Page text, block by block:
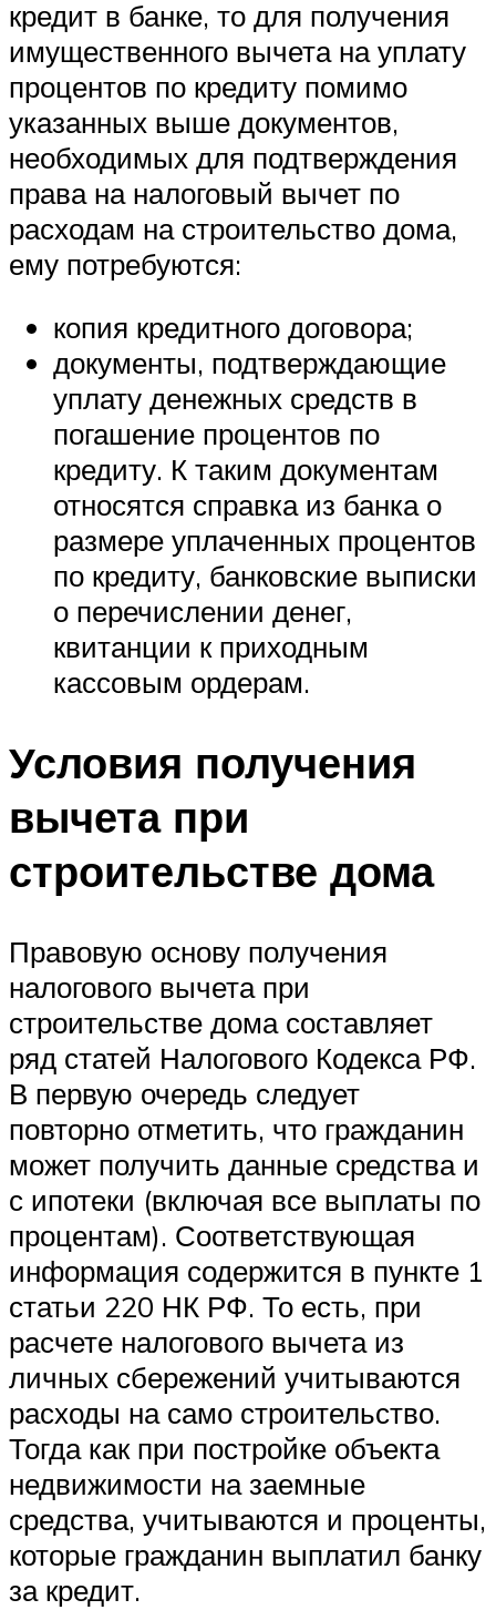
кредит в банке, то для получения
имущественного вычета на уплату
процентов по кредиту помимо
указанных выше документов,
необходимых для подтверждения
права на налоговый вычет по
расходам на строительство дома,
ему потребуются:
копия кредитного договора;
документы, подтверждающие
уплату денежных средств в
погашение процентов по
кредиту. К таким документам
относятся справка из банка о
размере уплаченных процентов
по кредиту, банковские выписки
о перечислении денег,
квитанции к приходным
кассовым ордерам.
Условия получения
вычета при
строительстве дома
Правовую основу получения
налогового вычета при
строительстве дома составляет
ряд статей Налогового Кодекса РФ.
В первую очередь следует
повторно отметить, что гражданин
может получить данные средства и
с ипотеки (включая все выплаты по
процентам). Соответствующая
информация содержится в пункте 1
статьи 220 НК РФ. То есть, при
расчете налогового вычета из
личных сбережений учитываются
расходы на само строительство.
Тогда как при постройке объекта
недвижимости на заемные
средства, учитываются и проценты,
которые гражданин выплатил банку
за кредит.